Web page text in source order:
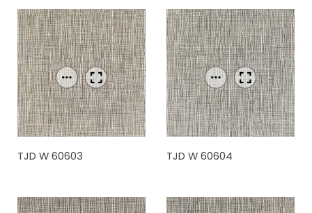
TJD W 60603 TJD W 60604